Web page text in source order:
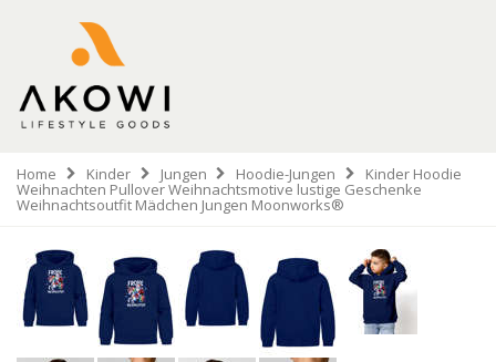
Home Kinder Jungen Hoodie-Jungen Kinder Hoodie
Weihnachten Pullover Weihnachtsmotive lustige Geschenke
Weihnachtsoutfit Mädchen Jungen Moonworks®